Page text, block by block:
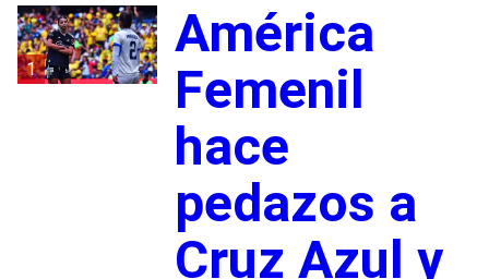
1
América
Femenil
hace
pedazos a
Cruz Azul y